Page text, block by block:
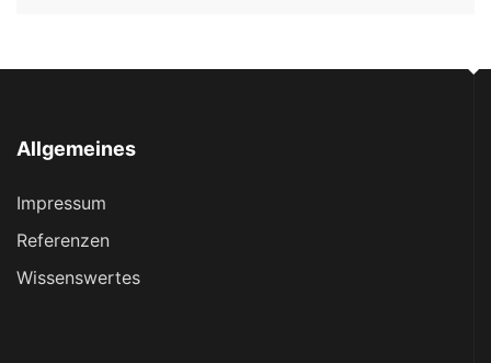
Allgemeines
Impressum
Referenzen
Wissenswertes